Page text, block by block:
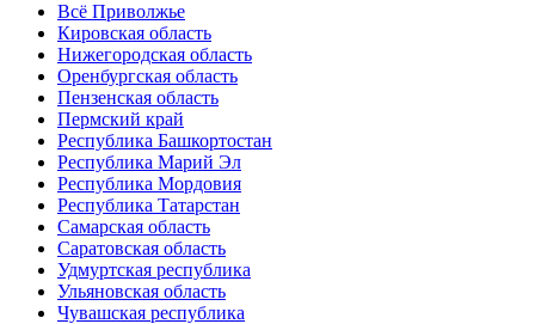
Всё Приволжье
Кировская область
Нижегородская область
Оренбургская область
Пензенская область
Пермский край
Республика Башкортостан
Республика Марий Эл
Республика Мордовия
Республика Татарстан
Самарская область
Саратовская область
Удмуртская республика
Ульяновская область
Чувашская республика